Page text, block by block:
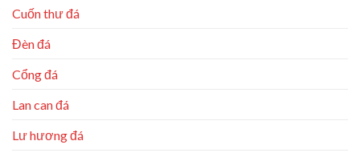
Cuốn thư đá
Đèn đá
Cổng đá
Lan can đá
Lư hương đá